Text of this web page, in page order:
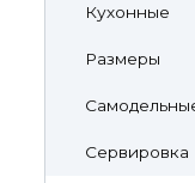
Кухонные
Размеры
Сервировка